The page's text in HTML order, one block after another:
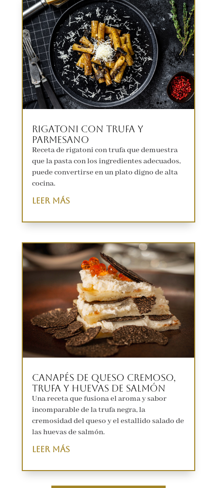
Rigatoni con Trufa y
Parmesano
Receta de rigatoni con trufa que demuestra
que la pasta con los ingredientes adecuados,
puede convertirse en un plato digno de alta
cocina.
leer más
Canapés de queso cremoso,
trufa y huevas de salmón
Una receta que fusiona el aroma y sabor
incomparable de la trufa negra, la
cremosidad del queso y el estallido salado de
las huevas de salmón.
leer más